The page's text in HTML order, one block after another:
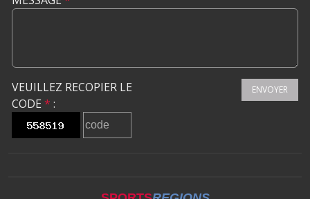
VEUILLEZ RECOPIER LE
CODE * :
ENVOYER